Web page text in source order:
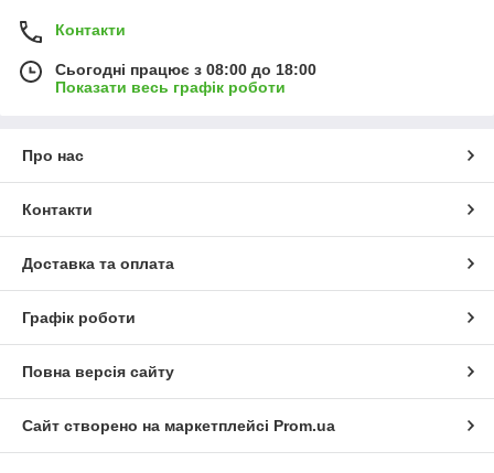
Контакти
Сьогодні працює з 08:00 до 18:00
Показати весь графік роботи
Про нас
Контакти
Доставка та оплата
Графік роботи
Повна версія сайту
Сайт створено на маркетплейсі Prom.ua